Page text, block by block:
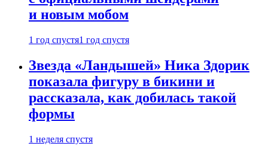
и новым мобом
1 год спустя1 год спустя
Звезда «Ландышей» Ника Здорик
показала фигуру в бикини и
рассказала, как добилась такой
формы
1 неделя спустя